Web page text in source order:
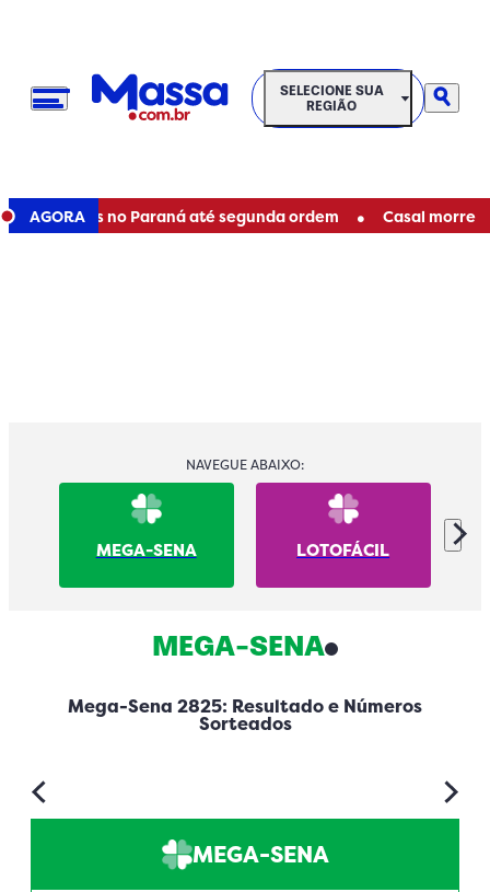
SELECIONE SUA REGIÃO
SELECIONE SUA
REGIÃO
AGORAno Paraná até segunda ordem • Casal morre em
NAVEGUE ABAIXO:
MEGA-SENA LOTOFÁCIL
MEGA-SENA
Mega-Sena 2825: Resultado e Números
Sorteados
MEGA-SENA